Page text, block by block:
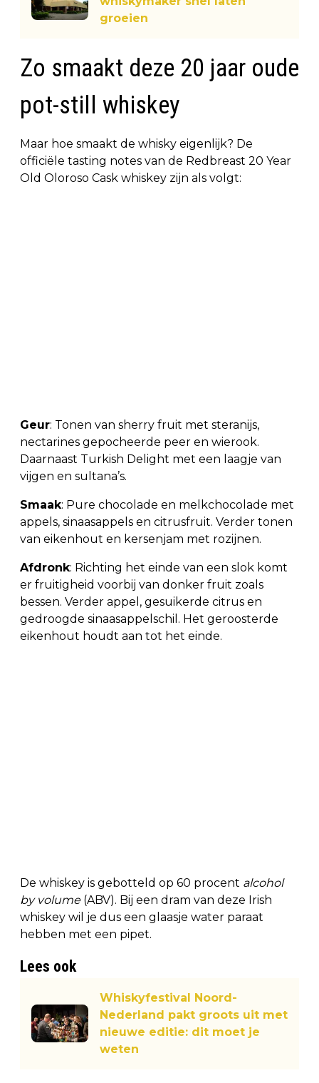
groeien
Zo smaakt deze 20 jaar oude
pot-still whiskey
Maar hoe smaakt de whisky eigenlijk? De
officiële tasting notes van de Redbreast 20 Year
Old Oloroso Cask whiskey zijn als volgt:
Geur: Tonen van sherry fruit met steranijs,
nectarines gepocheerde peer en wierook.
Daarnaast Turkish Delight met een laagje van
vijgen en sultana’s.
Smaak: Pure chocolade en melkchocolade met
appels, sinaasappels en citrusfruit. Verder tonen
van eikenhout en kersenjam met rozijnen.
Afdronk: Richting het einde van een slok komt
er fruitigheid voorbij van donker fruit zoals
bessen. Verder appel, gesuikerde citrus en
gedroogde sinaasappelschil. Het geroosterde
eikenhout houdt aan tot het einde.
De whiskey is gebotteld op 60 procent alcohol
by volume (ABV). Bij een dram van deze Irish
whiskey wil je dus een glaasje water paraat
hebben met een pipet.
Lees ook
Whiskyfestival Noord-
Nederland pakt groots uit met
nieuwe editie: dit moet je
weten